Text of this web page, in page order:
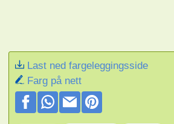
Last ned fargeleggingsside
Farg på nett